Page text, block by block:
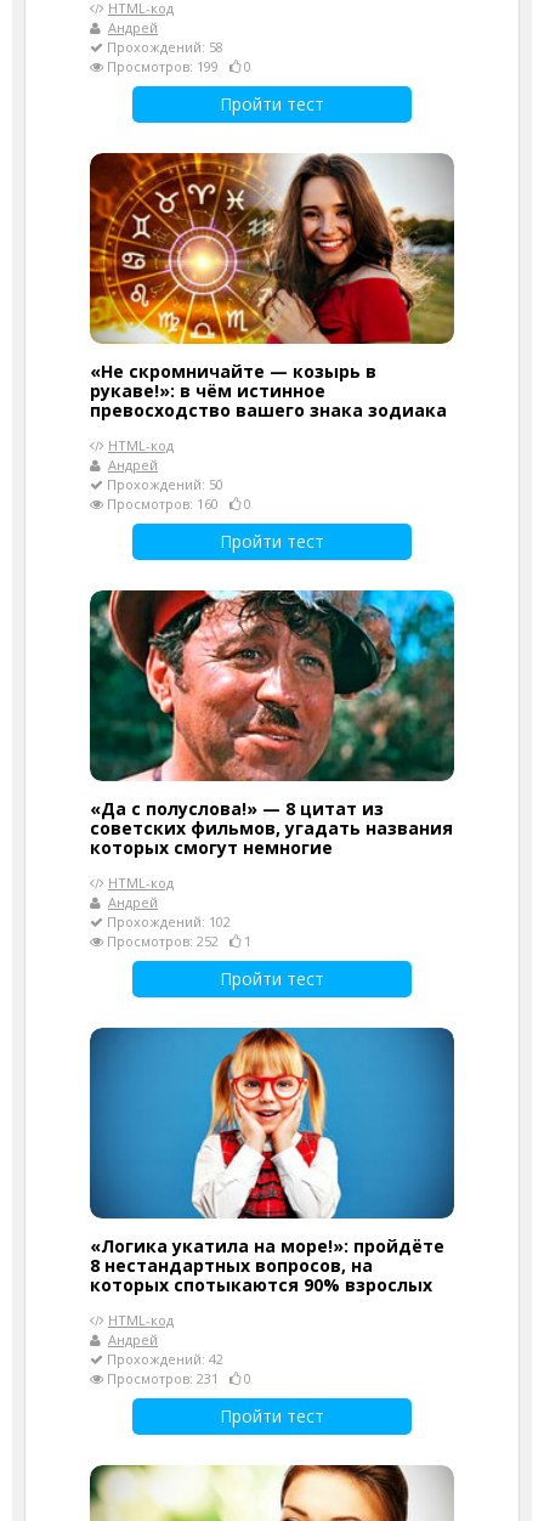
HTML-код
Андрей
Прохождений: 58
Просмотров: 199
0
Пройти тест
«Не скромничайте — козырь в
рукаве!»: в чём истинное
превосходство вашего знака зодиака
HTML-код
Андрей
Прохождений: 50
Просмотров: 160
0
Пройти тест
«Да с полуслова!» — 8 цитат из
советских фильмов, угадать названия
которых смогут немногие
HTML-код
Андрей
Прохождений: 102
Просмотров: 252
1
Пройти тест
«Логика укатила на море!»: пройдёте
8 нестандартных вопросов, на
которых спотыкаются 90% взрослых
HTML-код
Андрей
Прохождений: 42
Просмотров: 231
0
Пройти тест